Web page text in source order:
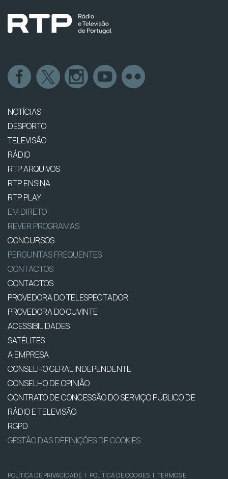
NOTÍCIAS
DESPORTO
TELEVISÃO
RÁDIO
RTP ARQUIVOS
RTP ENSINA
RTP PLAY
EM DIRETO
REVER PROGRAMAS
CONCURSOS
PERGUNTAS FREQUENTES
CONTACTOS
CONTACTOS
PROVEDORA DO TELESPECTADOR
PROVEDORA DO OUVINTE
ACESSIBILIDADES
SATÉLITES
A EMPRESA
CONSELHO GERAL INDEPENDENTE
CONSELHO DE OPINIÃO
CONTRATO DE CONCESSÃO DO SERVIÇO PÚBLICO DE
RÁDIO E TELEVISÃO
RGPD
GESTÃO DAS DEFINIÇÕES DE COOKIES
POLÍTICA DE PRIVACIDADE | POLÍTICA DE COOKIES | TERMOS E